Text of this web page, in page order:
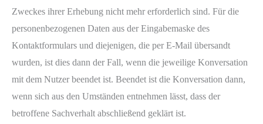
Zweckes ihrer Erhebung nicht mehr erforderlich sind. Für die
personenbezogenen Daten aus der Eingabemaske des
Kontaktformulars und diejenigen, die per E-Mail übersandt
wurden, ist dies dann der Fall, wenn die jeweilige Konversation
mit dem Nutzer beendet ist. Beendet ist die Konversation dann,
wenn sich aus den Umständen entnehmen lässt, dass der
betroffene Sachverhalt abschließend geklärt ist.